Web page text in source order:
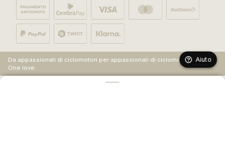
Da appassionati di ciclomotori per appassionati di ciclomotori.
One love.
Aiuto